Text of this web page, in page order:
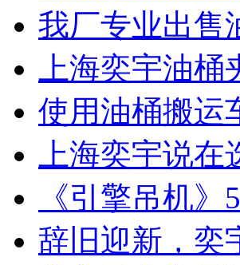
我厂专业出
上海奕宇油
使用油桶搬
上海奕宇说
《引擎吊机
辞旧迎新，